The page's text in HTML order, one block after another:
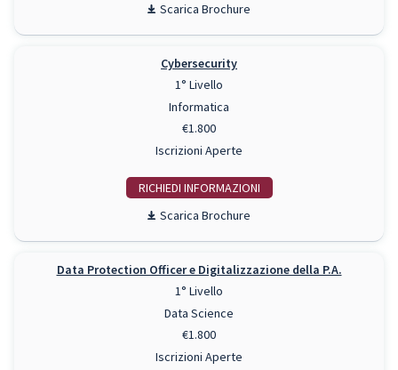
Scarica Brochure
Cybersecurity
1° Livello
Informatica
€1.800
Iscrizioni Aperte
RICHIEDI INFO
Scarica Brochure
Data Protection Officer e Digitalizzazione della P.A.
1° Livello
Data Science
€1.800
Iscrizioni Aperte